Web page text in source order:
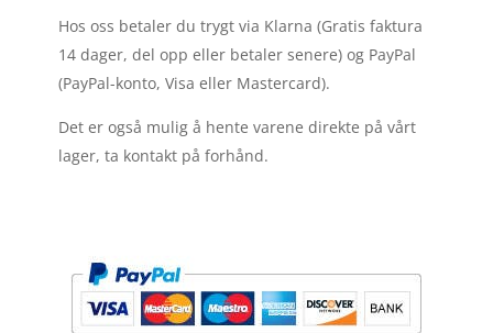
Hos oss betaler du trygt via Klarna (Gratis faktura
14 dager, del opp eller betaler senere) og PayPal
(PayPal-konto, Visa eller Mastercard).
Det er også mulig å hente varene direkte på vårt
lager, ta kontakt på forhånd.